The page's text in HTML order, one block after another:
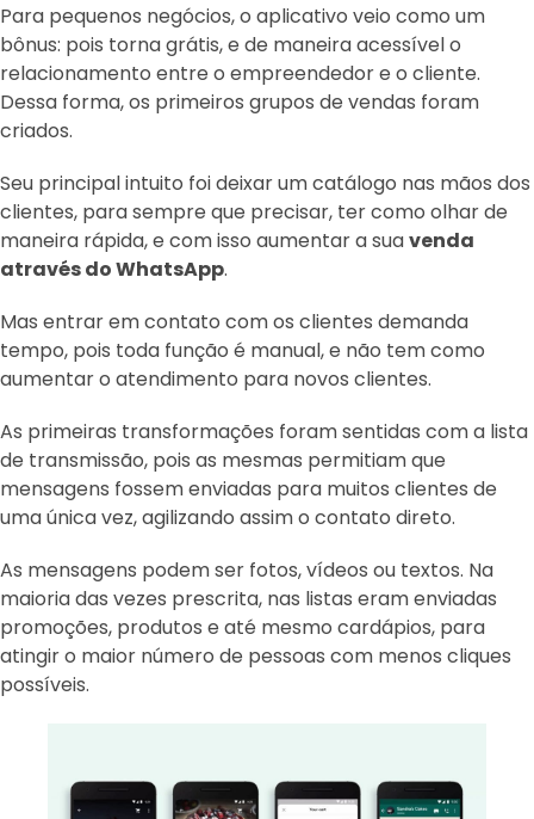
Para pequenos negócios, o aplicativo veio como um
bônus: pois torna grátis, e de maneira acessível o
relacionamento entre o empreendedor e o cliente.
Dessa forma, os primeiros grupos de vendas foram
criados.
Seu principal intuito foi deixar um catálogo nas mãos dos
clientes, para sempre que precisar, ter como olhar de
maneira rápida, e com isso aumentar a suavenda
através do WhatsApp.
Mas entrar em contato com os clientes demanda
tempo, pois toda função é manual, e não tem como
aumentar o atendimento para novos clientes.
As primeiras transformações foram sentidas com a lista
de transmissão, pois as mesmas permitiam que
mensagens fossem enviadas para muitos clientes de
uma única vez, agilizando assim o contato direto.
As mensagens podem ser fotos, vídeos ou textos. Na
maioria das vezes prescrita, nas listas eram enviadas
promoções, produtos e até mesmo cardápios, para
atingir o maior número de pessoas com menos cliques
possíveis.